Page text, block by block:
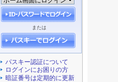
または
パスキー認証について
ログインにお困りの方
暗証番号は定期的に更新